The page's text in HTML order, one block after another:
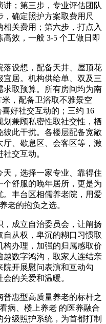
；第三步，专业评估团队
确定照护方案取费用尺
关费用；第六步，打点入
效，一般 3-5 个工做日即
设想，配备天井、屋顶花
宜居。机构供给单、双及三
求取预算。所有房间均为南
，配备卫浴取不雅景空
好社交互动的；三约 16
兼顾私密性取社交性，栖
此干扰。各楼层配备宽敞
、歇息区、会客区等，激
交互动。
，选择一家专业、靠得住
舒服的晚年居所，更是为
丰台区相儒养老院，用爱
老的抱负之选。
成立自治委员会，让阐扬
从权，卑沉的糊口习惯取
办理，加强的归属感取价
数字鸿沟，取家人连结亲
开展慰问表演和互动勾
的关爱和温暖。
惠型高质量养老的标杆之
病、楼上养老 的医养融合
级照护系统，为首都打制